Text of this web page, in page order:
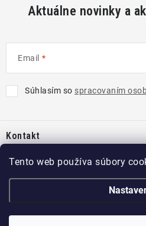
Tento web používa súbory
Aktuálne novinky a
Email
Súhlasím so spracovaním
pKontakt
info@ kcshop.sk
+421 918 725 111
Kategórie
O nás